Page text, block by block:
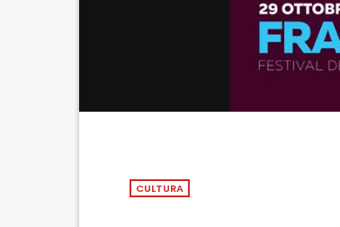
CULTURA